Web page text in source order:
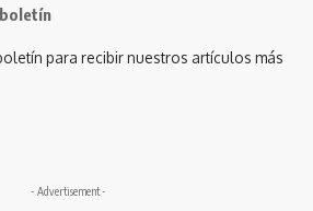
para recibir nuestros artículos más
- Advertisement -